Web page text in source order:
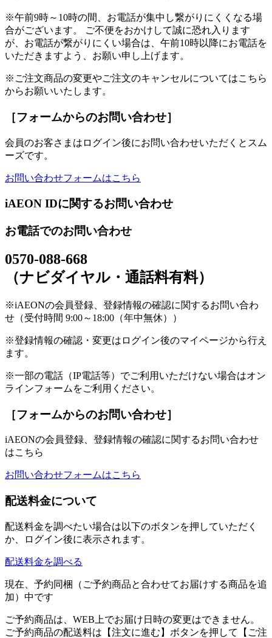
※午前9時～10時の間、お電話が集中し繋がりにくくなる場
合がございます。 ご不便をおかけして誠に恐れ入ります
が、お電話が繋がりにくい場合は、午前10時以降にお電話を
いただきますよう、お願い申し上げます。
※ご注文商品の変更やご注文のキャンセルについてはこちら
からお願いいたします。
［フォームからのお問い合わせ］
会員のお客さまはログイン後にお問い合わせいただくとスム
ーズです。
お問い合わせフォームはこちら
iAEON IDに関するお問い合わせ
お電話でのお問い合わせ
0570-088-668
（ナビダイヤル・通話料有料）
※iAEONの会員登録、登録情報の確認に関するお問い合わ
せ（受付時間 9:00～18:00（年中無休））
※登録情報の確認・変更はログイン後のマイページから行え
ます。
※一部の電話（IP電話等）でご利用いただけない場合はオン
ラインフォームをご利用ください。
［フォームからのお問い合わせ］
iAEONの会員登録、登録情報の確認に関するお問い合わせ
はこちら
お問い合わせフォームはこちら
配送料金について
配送料金を調べたい場合は以下のボタンを押していただく
か、ログイン後に表示されます。
配送料金を調べる
現在、予約同梱（ご予約商品と合わせてお届けする商品を追
加）中です
ご予約商品は、WEB上でお届け日時の変更はできません。
ご予約商品の配送料は【注文に進む】ボタンを押して【ご注